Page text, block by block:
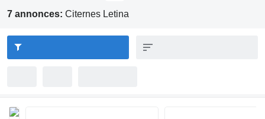
7 annonces: Citernes Letina